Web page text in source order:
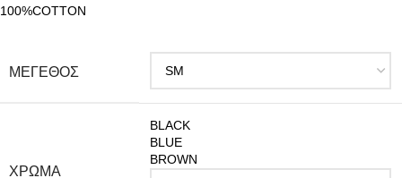
100%COTTON
ΜΕΓΕΘΟΣ
ΧΡΩΜΑ
BLACK
BLUE
BROWN